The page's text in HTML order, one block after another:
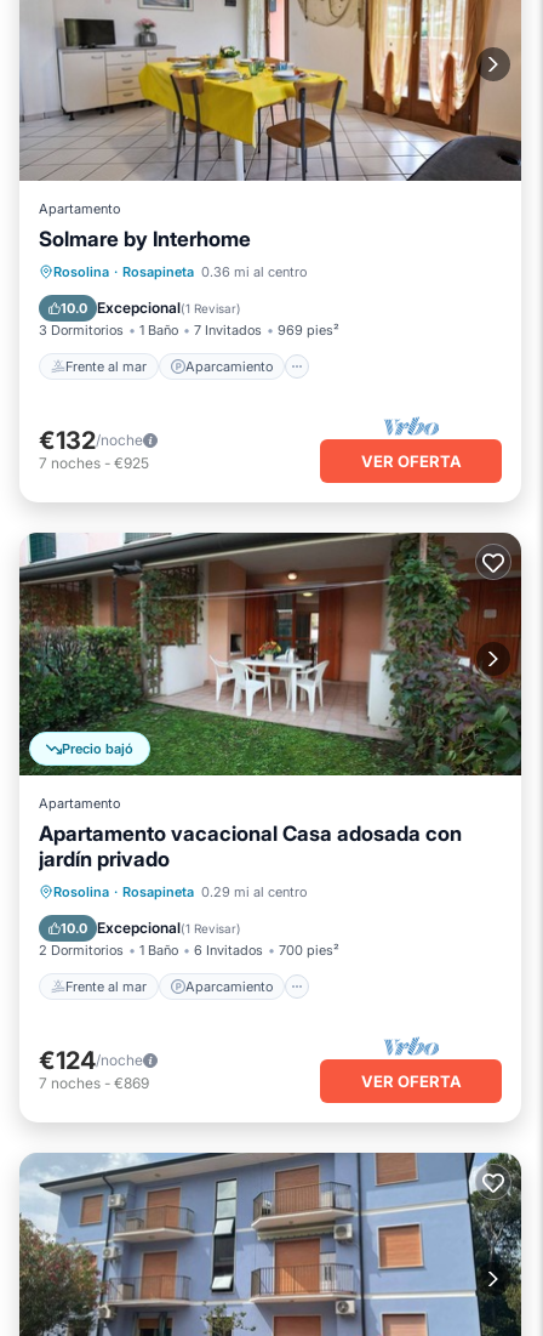
Apartamento
Solmare by Interhome
Rosolina · Rosapineta 0.36 mi al centro
10.0 Excepcional(1 Revisar)
3 Dormitorios 1 Baño 7 Invitados 969 pies²
Frente al mar Aparcamiento
Frente al mar Aparcamiento
Vista al mar
€132/noche
7 noches - €925 VER OFERTA
Precio bajó
Apartamento
Apartamento vacacional Casa adosada con
jardín privado
Rosolina · Rosapineta 0.29 mi al centro
10.0 Excepcional(1 Revisar)
2 Dormitorios 1 Baño 6 Invitados 700 pies²
Frente al mar Aparcamiento
Frente al mar
Aparcamiento
Vista al mar
€124/noche
7 noches - €869 VER OFERTA